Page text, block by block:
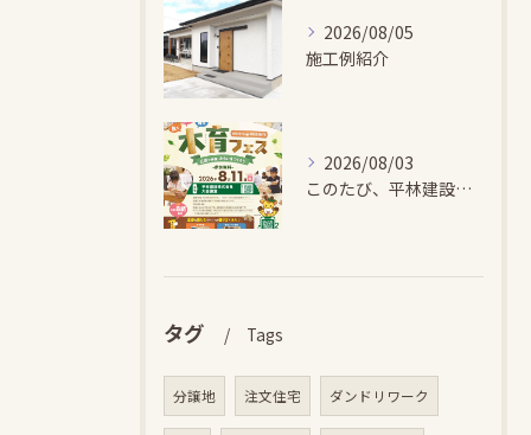
2026/08/05
施工例紹介
2026/08/03
このたび、平林建設では、お子さまが木とふれあい・木について学...
タグ Tags
分譲地 注文住宅 ダンドリワーク